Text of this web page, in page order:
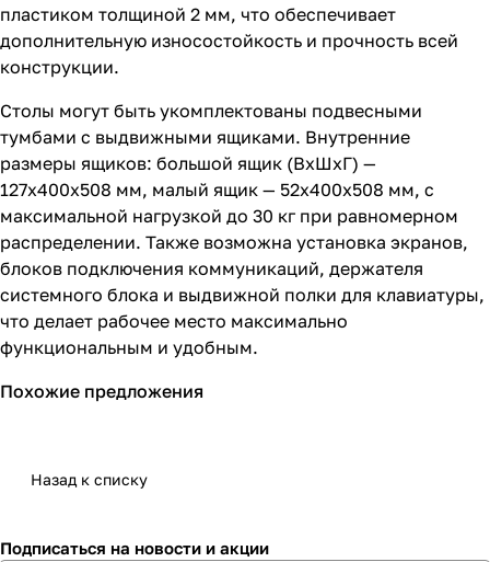
пластиком толщиной 2 мм, что обеспечивает
дополнительную износостойкость и прочность всей
конструкции.
Столы могут быть укомплектованы подвесными
тумбами с выдвижными ящиками. Внутренние
размеры ящиков: большой ящик (ВхШхГ) —
127х400х508 мм, малый ящик — 52х400х508 мм, с
максимальной нагрузкой до 30 кг при равномерном
распределении. Также возможна установка экранов,
блоков подключения коммуникаций, держателя
системного блока и выдвижной полки для клавиатуры,
что делает рабочее место максимально
функциональным и удобным.
Похожие предложения
Назад к списку
Подписаться на новости и акции